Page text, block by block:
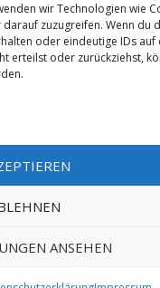
wir Technologien wie
zuzugreifen. Wenn du
oder eindeutige IDs
erteilst oder zurückziehst,
ANSEHEN